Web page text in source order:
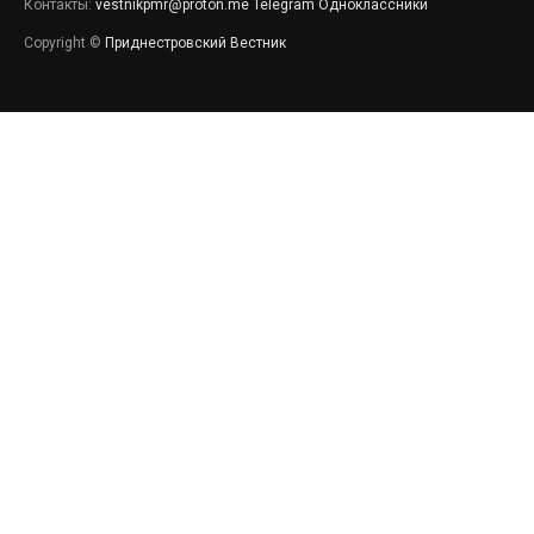
Контакты: vestnikpmr@proton.me Telegram Одноклассники
Copyright © Приднестровский Вестник